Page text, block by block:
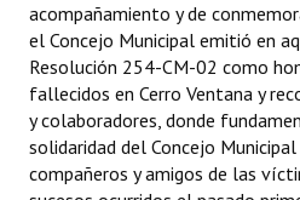
Datos Históricos
Premio al Mérito - Registro
Audiencias Públicas - Registro
Mujeres que Dejaron Huellas -
acompañamiento y de
el Concejo Municipal emitió en
Resolución 254-CM-02 como
fallecidos en Cerro Ventana y
y colaboradores, donde
solidaridad del Concejo
compañeros y amigos de las